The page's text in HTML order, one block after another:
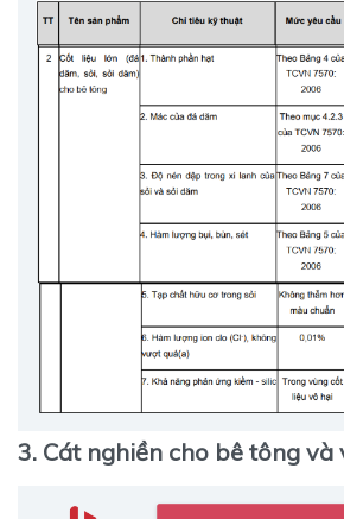
3. Cát nghiền cho bê tông và